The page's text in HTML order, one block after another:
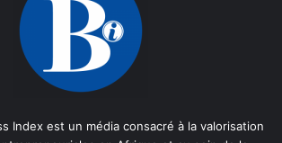
Index est un média consacré à la valorisation